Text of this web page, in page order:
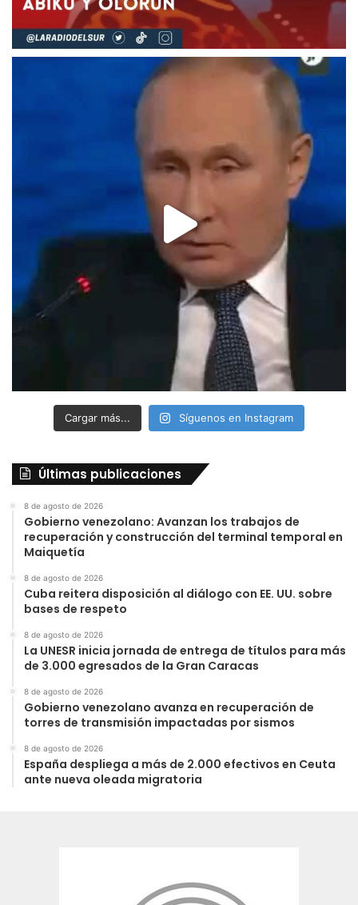
Cargar más... Síguenos en Instagram
Últimas publicaciones
8 de agosto de 2026
Gobierno venezolano: Avanzan los trabajos de
recuperación y construcción del terminal temporal en
Maiquetía
8 de agosto de 2026
Cuba reitera disposición al diálogo con EE. UU. sobre
bases de respeto
8 de agosto de 2026
La UNESR inicia jornada de entrega de títulos para más
de 3.000 egresados de la Gran Caracas
8 de agosto de 2026
Gobierno venezolano avanza en recuperación de
torres de transmisión impactadas por sismos
8 de agosto de 2026
España despliega a más de 2.000 efectivos en Ceuta
ante nueva oleada migratoria